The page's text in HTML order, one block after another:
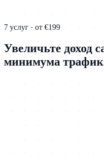
7 услуг · от €199
Увеличьте доход
минимума